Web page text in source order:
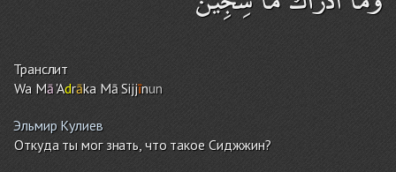
Транслит
Wa Mā'Adrāka Mā Sijjīnun
Эльмир Кулиев
Откуда ты мог знать, что такое Сиджжин?